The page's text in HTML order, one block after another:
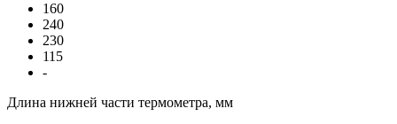
160
240
230
115
-
Длина нижней части термометра, мм